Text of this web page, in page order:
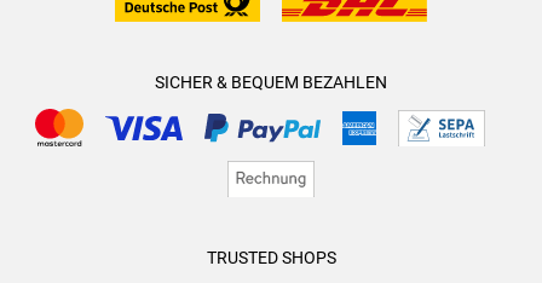
SICHER & BEQUEM BEZAHLEN
TRUSTED SHOPS